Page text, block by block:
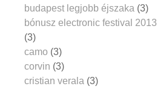
budapest legjobb éjszaka (3)
bónusz electronic festival 2013
(3)
camo (3)
corvin (3)
cristian verala (3)